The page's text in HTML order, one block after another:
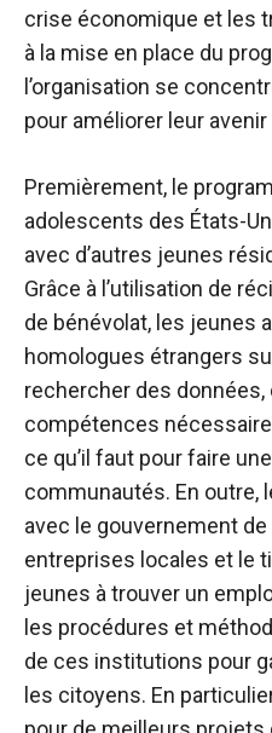
crise économique et les
à la mise en place du
l’organisation se
pour améliorer leur
Premièrement, le
adolescents des États-
avec d’autres jeunes
Grâce à l’utilisation de
de bénévolat, les jeunes
homologues étrangers
rechercher des données,
compétences
ce qu’il faut pour faire
communautés. En outre,
avec le gouvernement
entreprises locales et le
jeunes à trouver un
les procédures et
de ces institutions pour
les citoyens. En